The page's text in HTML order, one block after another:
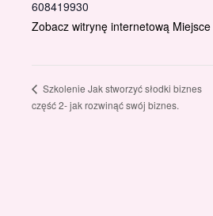
608419930
Zobacz witrynę internetową Miejsce
Szkolenie Jak stworzyć słodki biznes
część 2- jak rozwinąć swój biznes.